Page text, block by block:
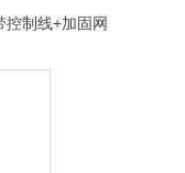
制线+加固网